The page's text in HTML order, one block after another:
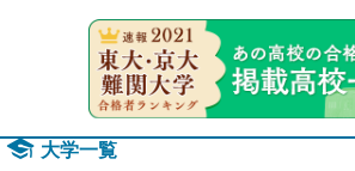
大学一覧